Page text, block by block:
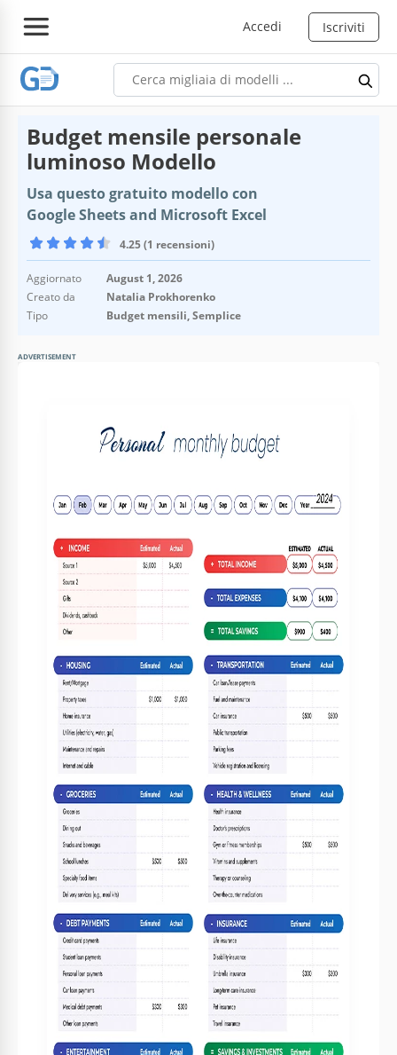
Accedi Iscriviti
Budget mensile personale
luminoso Modello
Usa questo gratuito modello con
Google Sheets and Microsoft Excel
4.25 (1 recensioni)
Aggiornato
August 1, 2026
Creato da
Natalia Prokhorenko
Tipo
Budget mensili, Semplice
ADVERTISEMENT